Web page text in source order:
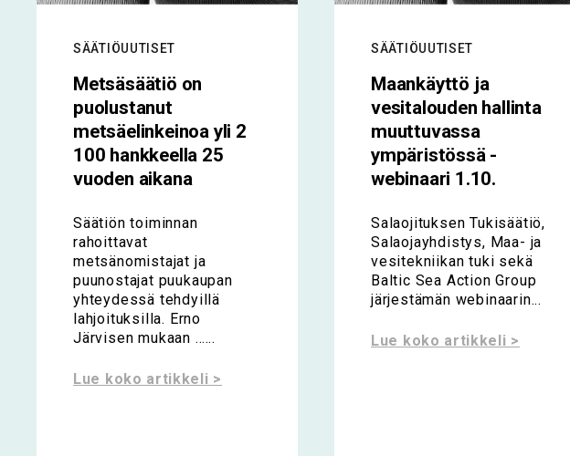
SÄÄTIÖUUTISET
Metsäsäätiö on
puolustanut
metsäelinkeinoa yli 2
100 hankkeella 25
vuoden aikana
Säätiön toiminnan
rahoittavat
metsänomistajat ja
puunostajat puukaupan
yhteydessä tehdyillä
lahjoituksilla. Erno
Järvisen mukaan …...
Lue koko artikkeli >
SÄÄTIÖUUTISET
Maankäyttö ja
vesitalouden hallinta
muuttuvassa
ympäristössä -
webinaari 1.10.
Salaojituksen Tukisäätiö,
Salaojayhdistys, Maa- ja
vesitekniikan tuki sekä
Baltic Sea Action Group
järjestämän webinaarin...
Lue koko artikkeli >